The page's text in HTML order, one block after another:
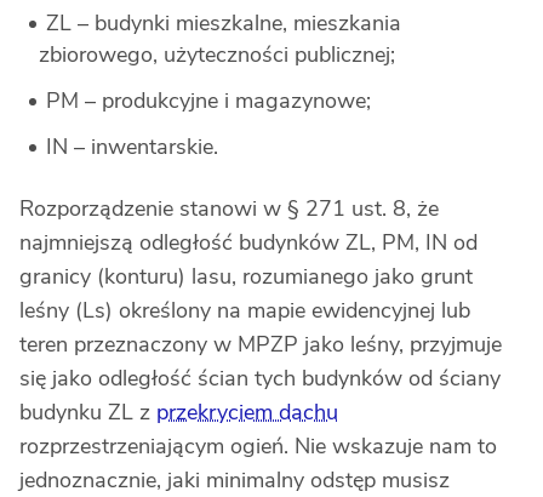
ZL – budynki mieszkalne, mieszkania
zbiorowego, użyteczności publicznej;
PM – produkcyjne i magazynowe;
IN – inwentarskie.
Rozporządzenie stanowi w § 271 ust. 8, że
najmniejszą odległość budynków ZL, PM, IN od
granicy (konturu) lasu, rozumianego jako grunt
leśny (Ls) określony na mapie ewidencyjnej lub
teren przeznaczony w MPZP jako leśny, przyjmuje
się jako odległość ścian tych budynków od ściany
budynku ZL z przekryciem dachu
rozprzestrzeniającym ogień. Nie wskazuje nam to
jednoznacznie, jaki minimalny odstęp musisz